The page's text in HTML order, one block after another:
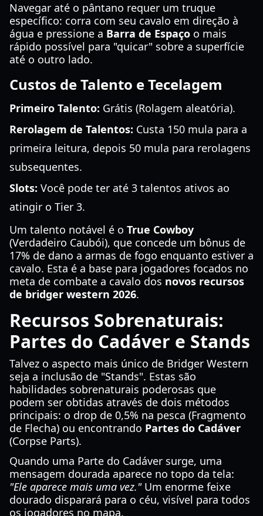
Navegar até o pântano requer um truque
específico: corra com seu cavalo em direção à
água e pressione a Barra de Espaço o mais
rápido possível para "quicar" sobre a superfície
até o outro lado.
Custos de Talento e Tecelagem
Primeiro Talento: Grátis (Rolagem aleatória).
Rerolagem de Talentos: Custa 150 mula para a
primeira leitura, depois 50 mula para rerolagens
subsequentes.
Slots: Você pode ter até 3 talentos ativos ao
atingir o Tier 3.
Um talento notável é o True Cowboy
(Verdadeiro Caubói), que concede um bônus de
17% de dano a armas de fogo enquanto estiver a
cavalo. Esta é a base para jogadores focados no
meta de combate a cavalo dos novos recursos
de bridger western 2026.
Recursos Sobrenaturais:
Partes do Cadáver e Stands
Talvez o aspecto mais único de Bridger Western
seja a inclusão de "Stands". Estas são
habilidades sobrenaturais poderosas que
podem ser obtidas através de dois métodos
principais: o drop de 0,5% na pesca (Fragmento
de Flecha) ou encontrando Partes do Cadáver
(Corpse Parts).
Quando uma Parte do Cadáver surge, uma
mensagem dourada aparece no topo da tela:
"Ele aparece mais uma vez."Um enorme feixe
dourado disparará para o céu, visível para todos
os jogadores no mapa.